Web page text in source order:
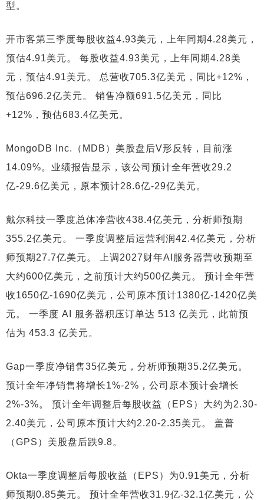
型。
开市客第三季度每股收益4.93美元，上年同期4.28美元，
预估4.91美元。 每股收益4.93美元，上年同期4.28美
元，预估4.91美元。 总营收705.3亿美元，同比+12%，
预估696.2亿美元。 销售净额691.5亿美元，同比
+12%，预估683.4亿美元。
MongoDB Inc.（MDB）美股盘后V形反转，目前涨
14.09%。业绩报告显示，该公司预计全年营收29.2
亿-29.6亿美元，原本预计28.6亿-29亿美元。
戴尔科技一季度总体净营收438.4亿美元，分析师预期
355.2亿美元。 一季度调整后运营利润42.4亿美元，分析
师预期27.7亿美元。 上调2027财年AI服务器营收预期至
大约600亿美元，之前预计大约500亿美元。 预计全年营
收1650亿-1690亿美元，公司原本预计1380亿-1420亿美
元。 一季度 AI 服务器积压订单达 513 亿美元，此前预
估为 453.3 亿美元。
Gap一季度净销售35亿美元，分析师预期35.2亿美元。
预计全年净销售将增长1%-2%，公司原本预计会增长
2%-3%。 预计全年调整后每股收益（EPS）大约为2.30-
2.40美元，公司原本预计大约2.20-2.35美元。 盖普
（GPS）美股盘后跌9.8。
Okta一季度调整后每股收益（EPS）为0.91美元，分析
师预期0.85美元。 预计全年营收31.9亿-32.1亿美元，公